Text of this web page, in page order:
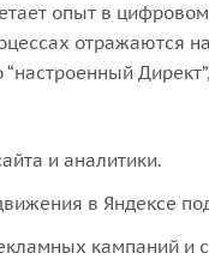
опыт в
отражаются
“настроенный
и аналитики.
в Яндексе
кампаний и